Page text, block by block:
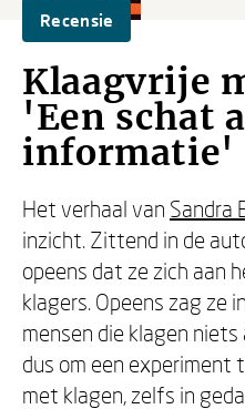
Recensie
Klaagvrije
'Een schat
informatie'
Het verhaal van Sandra
inzicht. Zittend in de
opeens dat ze zich aan
klagers. Opeens zag ze
mensen die klagen niets
dus om een experiment
met klagen, zelfs in